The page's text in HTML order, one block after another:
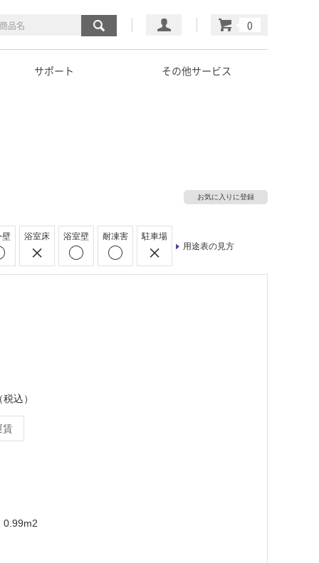
マイページ
カート
サポート その他サービス
お気に入りに登録
壁 浴室床 浴室壁 耐凍害
駐車場
用途表の見方
込）
賃
0.99m2